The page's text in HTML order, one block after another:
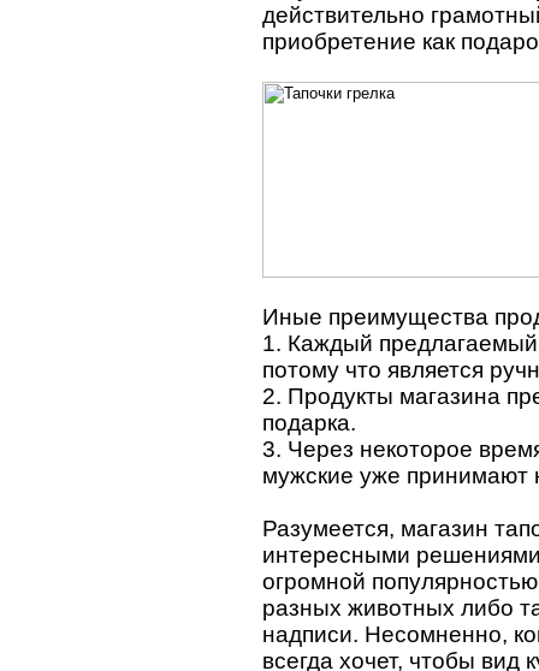
действительно
приобретение как
Иные преимущества
1. Каждый предлагаемый
потому что является
2. Продукты магазина
подарка.
3. Через некоторое
мужские уже принимают
Разумеется, магазин
интересными
огромной
разных животных либо
надписи. Несомненно,
всегда хочет, чтобы вид